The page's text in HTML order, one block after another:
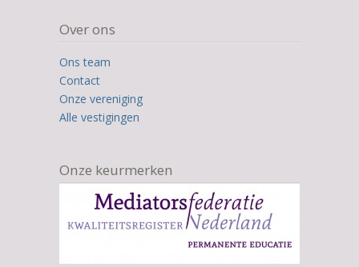
Over ons
Ons team
Contact
Onze vereniging
Alle vestigingen
Onze keurmerken